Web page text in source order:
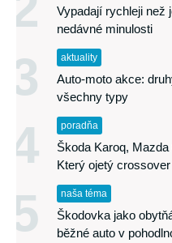
Vypadají rychleji než
nedávné minulosti
3 aktuality
Auto-moto akce:
všechny typy
4 poradňa
Škoda Karoq,
Který ojetý
5 naša téma
Škodovka jako
běžné auto v